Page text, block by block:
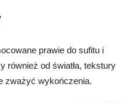
prawie do sufitu i
również od światła, tekstury
zważyć wykończenia.